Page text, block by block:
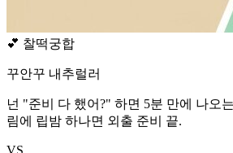
💕 찰떡궁합
꾸안꾸 내추럴러
넌 "준비 다 했어?" 하면 5분 만에 나오
림에 립밤 하나면 외출 준비 끝.
VS